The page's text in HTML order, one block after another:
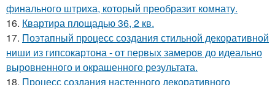
финального штриха, который преобразит комнату.
16. Квартира площадью 36, 2 кв.
17. Поэтапный процесс создания стильной декоративной
ниши из гипсокартона - от первых замеров до идеально
выровненного и окрашенного результата.
18. Процесс создания настенного декоративного